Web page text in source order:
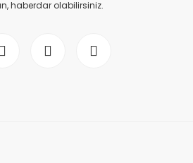
haberdar olabilirsiniz.